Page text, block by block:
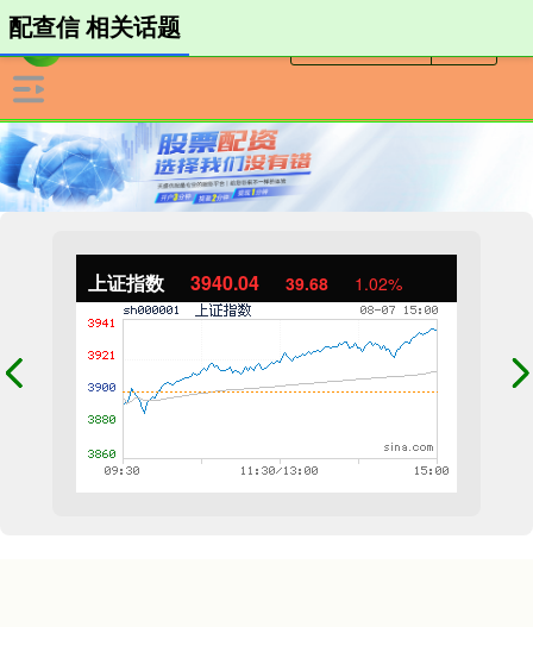
上证指数 3940.04 39.68 1.02%
配查信 相关话题